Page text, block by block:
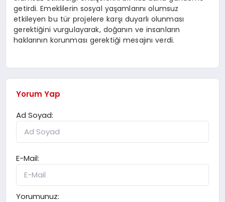
getirdi. Emeklilerin sosyal yaşamlarını olumsuz
etkileyen bu tür projelere karşı duyarlı olunması
gerektiğini vurgulayarak, doğanın ve insanların
haklarının korunması gerektiği mesajını verdi.
Yorum Yap
Ad Soyad:
E-Mail:
Yorumunuz: